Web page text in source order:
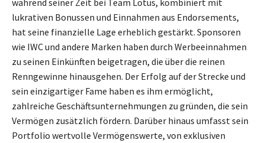
lukrativen Bonussen und Einnahmen aus Endorsements,
hat seine finanzielle Lage erheblich gestärkt. Sponsoren
wie IWC und andere Marken haben durch Werbeeinnahmen
zu seinen Einkünften beigetragen, die über die reinen
Renngewinne hinausgehen. Der Erfolg auf der Strecke und
sein einzigartiger Fame haben es ihm ermöglicht,
zahlreiche Geschäftsunternehmungen zu gründen, die sein
Vermögen zusätzlich fördern. Darüber hinaus umfasst sein
Portfolio wertvolle Vermögenswerte, von exklusiven